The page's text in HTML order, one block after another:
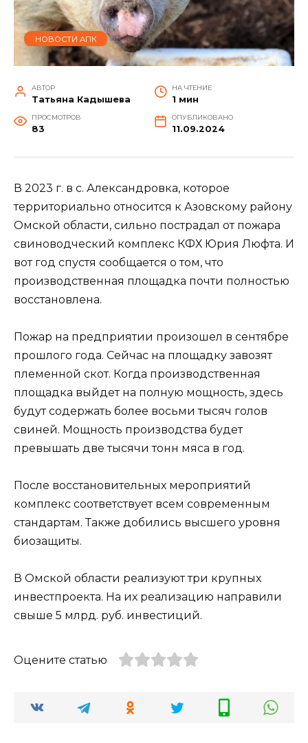
НОВОСТИ АПК
АВТОР
Татьяна Кадышева
НА ЧТЕНИЕ
1 мин
ПРОСМОТРОВ
83
ОПУБЛИКОВАНО
11.09.2024
В 2023 г. в с. Александровка, которое
территориально относится к Азовскому району
Омской области, сильно пострадал от пожара
свиноводческий комплекс КФХ Юрия Люфта. И
вот год спустя сообщается о том, что
производственная площадка почти полностью
восстановлена.
Пожар на предприятии произошел в сентябре
прошлого года. Сейчас на площадку завозят
племенной скот. Когда производственная
площадка выйдет на полную мощность, здесь
будут содержать более восьми тысяч голов
свиней. Мощность производства будет
превышать две тысячи тонн мяса в год.
После восстановительных мероприятий
комплекс соответствует всем современным
стандартам. Также добились высшего уровня
биозащиты.
В Омской области реализуют три крупных
инвестпроекта. На их реализацию направили
свыше 5 млрд. руб. инвестиций.
Оцените статью